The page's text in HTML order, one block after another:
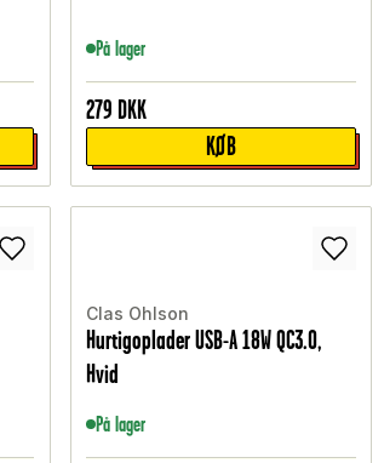
På lager
279 DKK
KØB
Clas Ohlson
Hurtigoplader USB-A 18W QC3.0,
Hvid
På lager